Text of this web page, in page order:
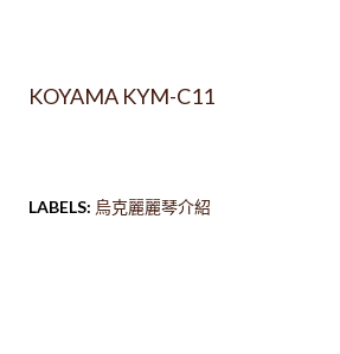
KOYAMA KYM-C11
LABELS: 烏克麗麗琴介紹